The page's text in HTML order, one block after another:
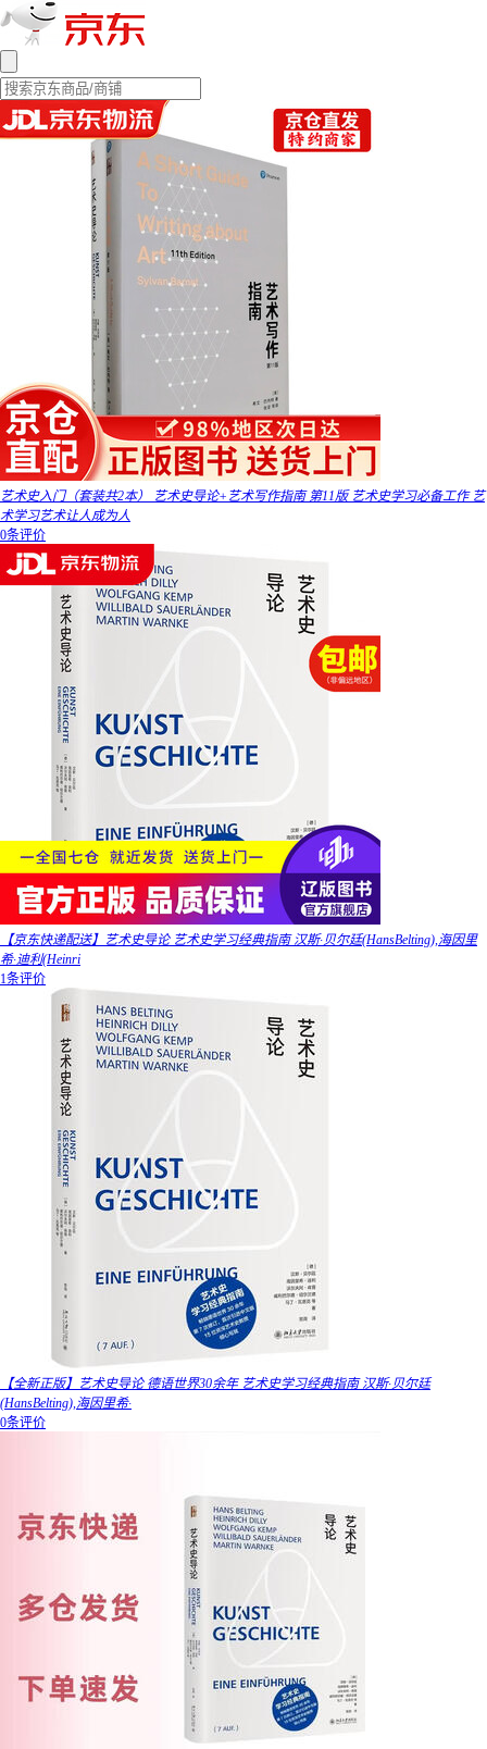
艺术史入门（套装共2本） 艺术史导论+艺术写作指南 第11版 艺术史学习必备工作 艺
术学习艺术让人成为人
0条评价
【京东快递配送】艺术史导论 艺术史学习经典指南 汉斯·贝尔廷(HansBelting),海因里
希·迪利(Heinri
1条评价
【全新正版】艺术史导论 德语世界30余年 艺术史学习经典指南 汉斯·贝尔廷
(HansBelting),海因里希·
0条评价